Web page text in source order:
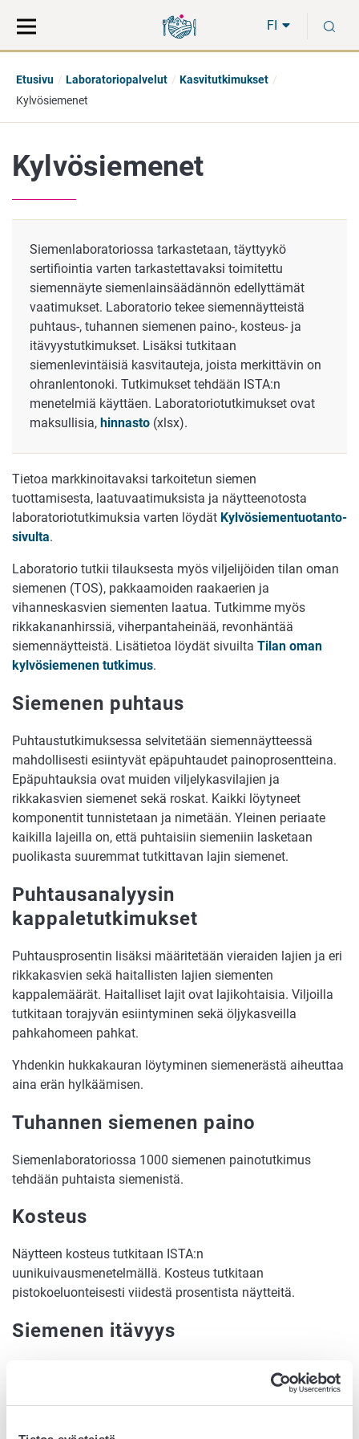
suoraan
sisältöön
koko
sivuston
FI
Etusivu Laboratoriopalvelut
Kasvitutkimukset
Kylvösiemenet
Kylvösiemenet
Siemenlaboratoriossa tarkastetaan, täyttyykö
sertifiointia varten tarkastettavaksi toimitettu
siemennäyte siemenlainsäädännön edellyttämät
vaatimukset. Laboratorio tekee siemennäytteistä
puhtaus-, tuhannen siemenen paino-, kosteus- ja
itävyystutkimukset. Lisäksi tutkitaan
siemenlevintäisiä kasvitauteja, joista merkittävin on
ohranlentonoki. Tutkimukset tehdään ISTA:n
menetelmiä käyttäen. Laboratoriotutkimukset ovat
maksullisia, hinnasto (xlsx).
Tietoa markkinoitavaksi tarkoitetun siemen
tuottamisesta, laatuvaatimuksista ja näytteenotosta
laboratoriotutkimuksia varten löydät Kylvösiementuotanto-
sivulta.
Laboratorio tutkii tilauksesta myös viljelijöiden tilan oman
siemenen (TOS), pakkaamoiden raakaerien ja
vihanneskasvien siementen laatua. Tutkimme myös
rikkakananhirssiä, viherpantaheinää, revonhäntää
siemennäytteistä. Lisätietoa löydät sivuilta Tilan oman
kylvösiemenen tutkimus.
Siemenen puhtaus
Puhtaustutkimuksessa selvitetään siemennäytteessä
mahdollisesti esiintyvät epäpuhtaudet painoprosentteina.
Epäpuhtauksia ovat muiden viljelykasvilajien ja
rikkakasvien siemenet sekä roskat. Kaikki löytyneet
komponentit tunnistetaan ja nimetään. Yleinen periaate
kaikilla lajeilla on, että puhtaisiin siemeniin lasketaan
puolikasta suuremmat tutkittavan lajin siemenet.
Puhtausanalyysin
kappaletutkimukset
Puhtausprosentin lisäksi määritetään vieraiden lajien ja eri
rikkakasvien sekä haitallisten lajien siementen
kappalemäärät. Haitalliset lajit ovat lajikohtaisia. Viljoilla
tutkitaan torajyvän esiintyminen sekä öljykasveilla
pahkahomeen pahkat.
Yhdenkin hukkakauran löytyminen siemenerästä aiheuttaa
aina erän hylkäämisen.
Tuhannen siemenen paino
Siemenlaboratoriossa 1000 siemenen painotutkimus
tehdään puhtaista siemenistä.
Kosteus
Näytteen kosteus tutkitaan ISTA:n
uunikuivausmenetelmällä. Kosteus tutkitaan
pistokoeluonteisesti viidestä prosentista näytteitä.
Siemenen itävyys
itämispotentiaali. Käytössä ovat kasvilajeille optimoidut
idätyslämpötilat, -ajat ja -alustat.